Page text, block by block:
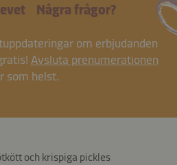
Några frågor?
om erbjudanden
Avsluta prenumerationen
som helst.
och krispiga pickles